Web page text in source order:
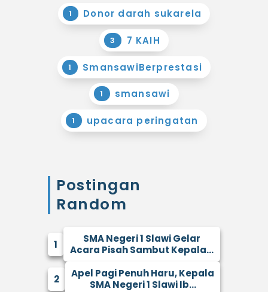
1 Donor darah sukarela
3 7 KAIH
1 SmansawiBerprestasi
1 smansawi
1 upacara peringatan
Postingan
Random
1
SMA Negeri 1 Slawi Gelar
Acara Pisah Sambut Kepala...
2
Apel Pagi Penuh Haru, Kepala
SMA Negeri 1 Slawi Ib...